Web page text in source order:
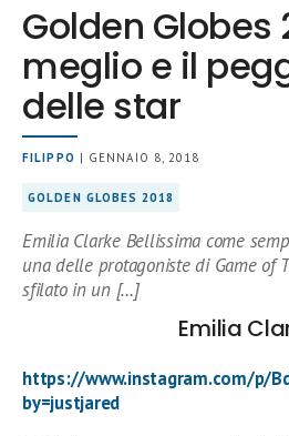
Golden Globes
meglio e il
delle star
FILIPPO | GENNAIO 8, 2018
GOLDEN GLOBES 2018
Emilia Clarke Bellissima come
una delle protagoniste di Game of
sfilato in un […]
Emilia
https://www.instagram.com/p/
by=justjared